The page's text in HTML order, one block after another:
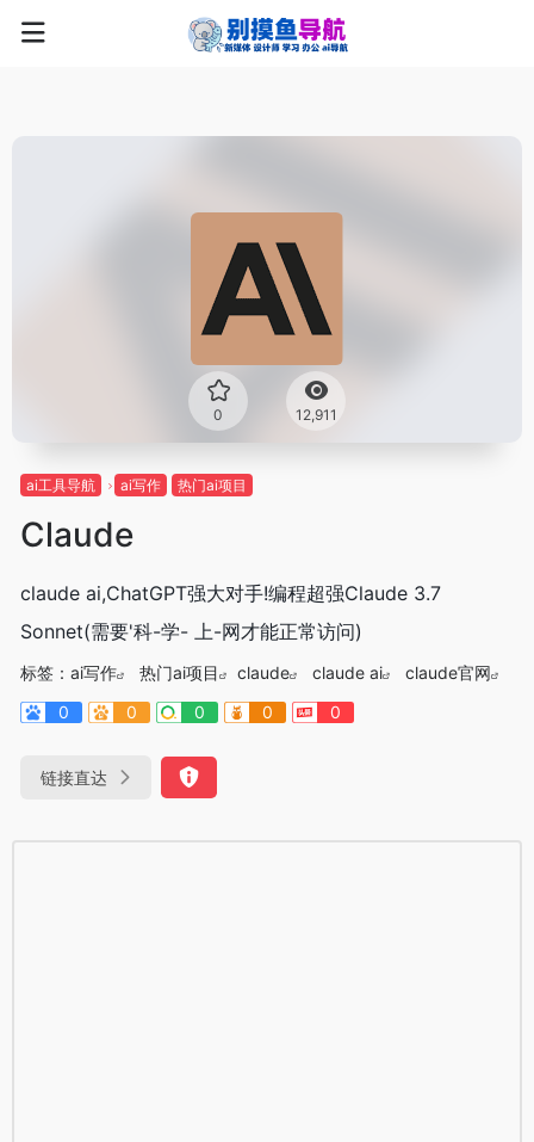
0 12,911
ai工具导航 ai写作 热门ai项目
Claude
claude ai,ChatGPT强大对手!编程超强Claude 3.7
Sonnet(需要'科-学- 上-网才能正常访问)
标签： ai写作 热门ai项目 claude claude ai
claude官网
0
0 0 0 0
链接直达